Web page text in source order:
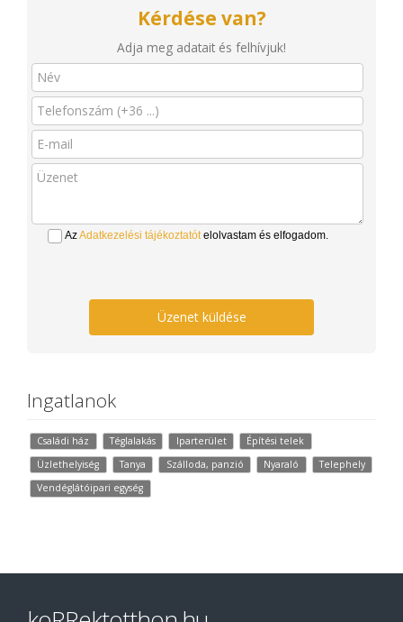
Kérdése van?
Adja meg adatait és felhívjuk!
AzAdatkezelési tájékoztatótelolvastam és elfogadom.
Üzenet küldése
Ingatlanok
Családi ház Téglalakás Iparterület
Építési telek
Üzlethelyiség
Tanya Szálloda, panzió Nyaraló
Telephely
Vendéglátóipari egység